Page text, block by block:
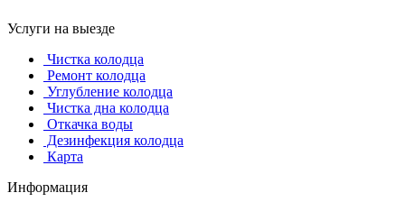
Услуги на выезде
Чистка колодца
Ремонт колодца
Углубление колодца
Чистка дна колодца
Откачка воды
Дезинфекция колодца
Карта
Информация